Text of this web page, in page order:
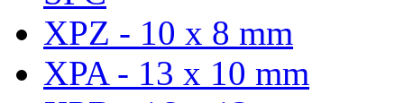
XPZ - 10 x 8 mm
XPA - 13 x 10 mm